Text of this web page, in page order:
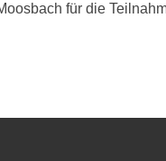
für die